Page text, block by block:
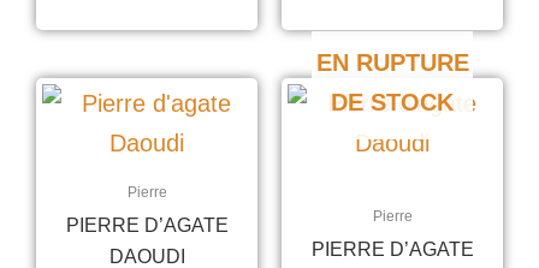
Pierre
PIERRE D’AGATE
DAOUDI
EN RUPTURE
DE STOCK
Pierre
PIERRE D’AGATE